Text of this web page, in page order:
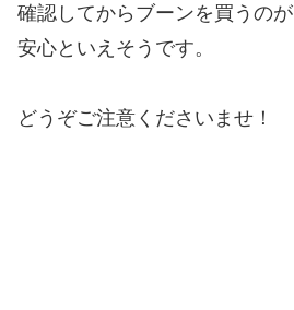
確認してからブーンを買うのが
安心といえそうです。
どうぞご注意くださいませ！